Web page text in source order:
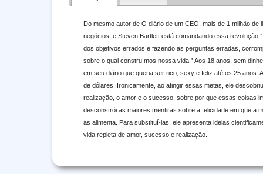
Do mesmo autor de O diário de um CEO, mais de 1 milhão
negócios, e Steven Bartlett está comandando essa
dos objetivos errados e fazendo as perguntas erradas,
sobre o qual construímos nossa vida.” Aos 18 anos, sem
em seu diário que queria ser rico, sexy e feliz até os 25 anos.
de dólares. Ironicamente, ao atingir essas metas, ele
realização, o amor e o sucesso, sobre por que essas coisas
desconstrói as maiores mentiras sobre a felicidade em que a
as alimenta. Para substituí-las, ele apresenta ideias
vida repleta de amor, sucesso e realização.